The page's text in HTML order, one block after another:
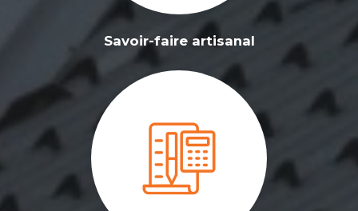
Savoir-faire artisanal